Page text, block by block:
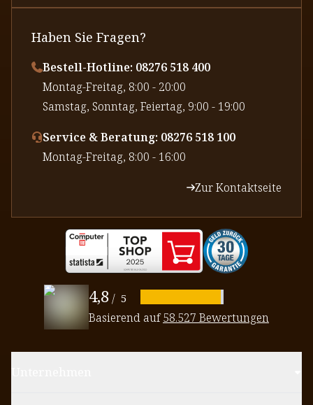
Haben Sie Fragen?
Bestell-Hotline: 08276 518 400
⁠Montag-Freitag, 8:00 - 20:00
⁠Samstag, Sonntag, Feiertag, 9:00 - 19:00
Service & Beratung: 08276 518 100
⁠Montag-Freitag, 8:00 - 16:00
Zur Kontaktseite
4,8/ 5
Basierend auf58.527 Bewertungen